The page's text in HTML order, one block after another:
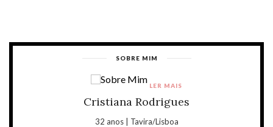
SOBRE MIM
Cristiana Rodrigues
32 anos | Tavira/Lisboa
LER MAIS